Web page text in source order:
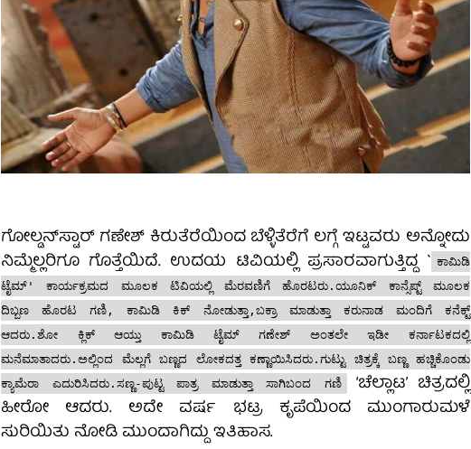
ಗೋಲ್ಡನ್‌ಸ್ಟಾರ್ ಗಣೇಶ್ ಕಿರುತೆರೆಯಿಂದ ಬೆಳ್ಳಿತೆರೆಗೆ ಲಗ್ಗೆ ಇಟ್ಟವರು ಅನ್ನೋದು
ನಿಮ್ಮೆಲ್ಲರಿಗೂ ಗೊತ್ತೆಯಿದೆ. ಉದಯ ಟಿವಿಯಲ್ಲಿ ಪ್ರಸಾರವಾಗುತ್ತಿದ್ದ ` ಕಾಮಿಡಿ
ಟೈಮ್' ಕಾರ್ಯಕ್ರಮದ ಮೂಲಕ ಟಿವಿಯಲ್ಲಿ ಮೆರವಣಿಗೆ ಹೊರಟರು.ಯೂನಿಕ್ ಕಾನ್ಸೆಪ್ಟ್ ಮೂಲಕ
ದಿಬ್ಬಣ ಹೊರಟ ಗಣಿ, ಕಾಮಿಡಿ ಕಿಕ್ ನೋಡುತ್ತಾ,ಬಕ್ರಾ ಮಾಡುತ್ತಾ ಕರುನಾಡ ಮಂದಿಗೆ ಕನೆಕ್ಟ್
ಆದರು.ಶೋ ಕ್ಲಿಕ್ ಆಯ್ತು ಕಾಮಿಡಿ ಟೈಮ್ ಗಣೇಶ್ ಅಂತಲೇ ಇಡೀ ಕರ್ನಾಟಕದಲ್ಲಿ
ಮನೆಮಾತಾದರು.ಅಲ್ಲಿಂದ ಮೆಲ್ಲಗೆ ಬಣ್ಣದ ಲೋಕದತ್ತ ಕಣ್ಣಾಯಿಸಿದರು.ಗುಟ್ಟು ಚಿತ್ರಕ್ಕೆ ಬಣ್ಣ ಹಚ್ಚಿಕೊಂಡು
ಕ್ಯಾಮೆರಾ ಎದುರಿಸಿದರು.ಸಣ್ಣ-ಪುಟ್ಟ ಪಾತ್ರ ಮಾಡುತ್ತಾ ಸಾಗಿಬಂದ ಗಣಿ
‘ಚೆಲ್ಲಾಟ’ ಚಿತ್ರದಲ್ಲಿ
ಹೀರೋ ಆದರು. ಅದೇ ವರ್ಷ ಭಟ್ರ ಕೃಪೆಯಿಂದ ಮುಂಗಾರುಮಳೆ
ಸುರಿಯಿತು ನೋಡಿ ಮುಂದಾಗಿದ್ದು ಇತಿಹಾಸ.